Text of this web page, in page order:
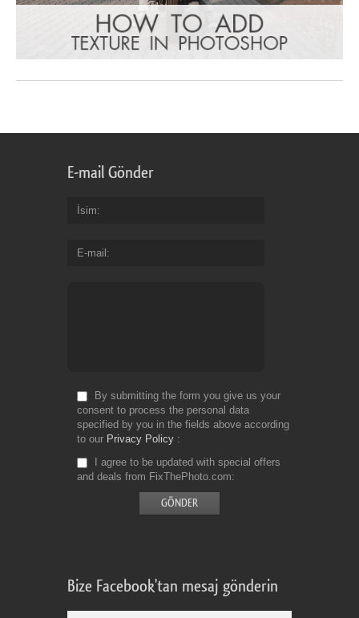
E-mail Gönder
İsim
E-mail
By submitting the form you give us your
consent to process the personal data
specified by you in the fields above according
to our Privacy Policy
I agree to be updated with special offers
and deals from FixThePhoto.com
Bize Facebook'tan mesaj gönderin